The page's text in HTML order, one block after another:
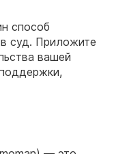
способ
суд. Приложите
вашей